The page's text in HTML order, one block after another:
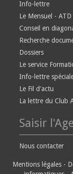
Info-lettre
Le Mensuel -
Conseil en
Recherche
Dossiers
Le service
Info-lettre
Le Fil d'actu
La lettre du Club
Saisir
Nous contacter
Mentions légales -